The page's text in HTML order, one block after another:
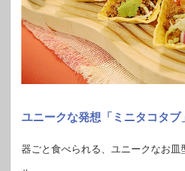
ユニークな発想「ミニタコタブ」
器ごと食べられる、ユニークなお皿